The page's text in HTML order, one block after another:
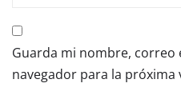
Guarda mi nombre, correo
navegador para la próxima